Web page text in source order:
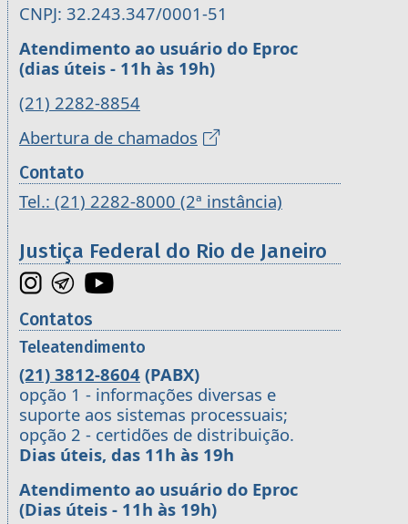
CNPJ: 32.243.347/0001-51
Atendimento ao usuário do Eproc
(dias úteis - 11h às 19h)
(21) 2282-8854
Abertura de chamados
Contato
Tel.: (21) 2282-8000 (2ª instância)
Justiça Federal do Rio de Janeiro
Contatos
Teleatendimento
(21) 3812-8604 (PABX)
opção 1 - informações diversas e
suporte aos sistemas processuais;
opção 2 - certidões de distribuição.
Dias úteis, das 11h às 19h
Atendimento ao usuário do Eproc
(Dias úteis - 11h às 19h)